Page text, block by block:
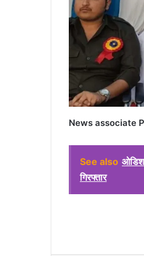
News associate
See also
गिरफ्तार